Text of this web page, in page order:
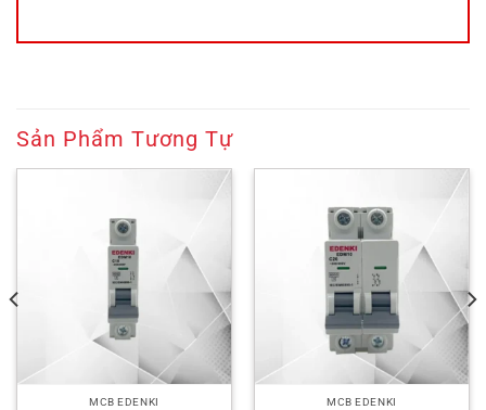
Sản Phẩm Tương Tự
MCB EDENKI MCB EDENKI